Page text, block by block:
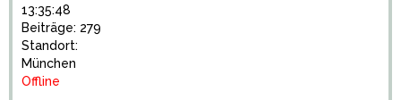
13:35:48
Beiträge: 279
Standort:
München
Offline